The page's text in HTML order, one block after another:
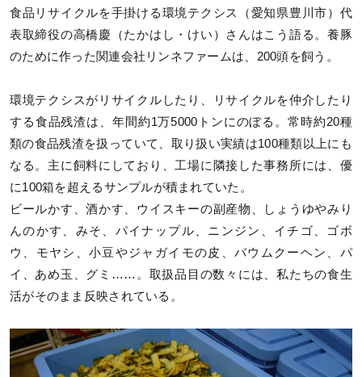
食品リサイクルを手掛ける環境テクシス（愛知県豊川市）代
表取締役の高橋慶（たかはし・けい）さんはこう語る。養豚
のために作った関連会社リンネファームは、200頭を飼う。
環境テクシスがリサイクルしたり、リサイクルを仲介したり
する食品残渣は、年間約1万5000トンにのぼる。常時約20種
類の食品残渣を扱っていて、取り扱い実績は100種類以上にも
なる。主に飼料にしており、工場に隣接した事務所には、優
に100箱を超えるサンプルが積まれていた。
ビールかす、酒かす、ウイスキーの副産物、しょうゆやみり
んのかす、みそ、パイナップル、ニンジン、イチゴ、ゴボ
ウ、モヤシ、小豆やジャガイモの皮、バウムクーヘン、パ
イ、あめ玉、グミ……。取扱品目の数々には、私たちの食生
活がそのまま反映されている。